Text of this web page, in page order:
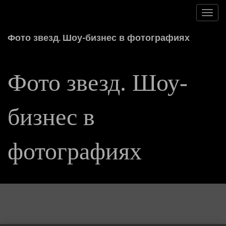
Фото звезд. Шоу-бизнес в фотографиях
Фото звезд. Шоу-
бизнес в
фотографиях